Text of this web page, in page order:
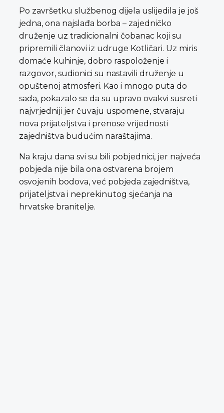
Po završetku službenog dijela uslijedila je još
jedna, ona najslađa borba – zajedničko
druženje uz tradicionalni čobanac koji su
pripremili članovi iz udruge Kotličari. Uz miris
domaće kuhinje, dobro raspoloženje i
razgovor, sudionici su nastavili druženje u
opuštenoj atmosferi. Kao i mnogo puta do
sada, pokazalo se da su upravo ovakvi susreti
najvrjedniji jer čuvaju uspomene, stvaraju
nova prijateljstva i prenose vrijednosti
zajedništva budućim naraštajima.
Na kraju dana svi su bili pobjednici, jer najveća
pobjeda nije bila ona ostvarena brojem
osvojenih bodova, već pobjeda zajedništva,
prijateljstva i neprekinutog sjećanja na
hrvatske branitelje.